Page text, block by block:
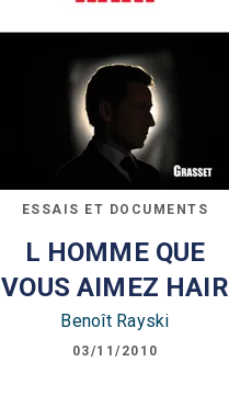
ESSAIS ET DOCUMENTS
L HOMME QUE
VOUS AIMEZ HAIR
Benoît Rayski
03/11/2010